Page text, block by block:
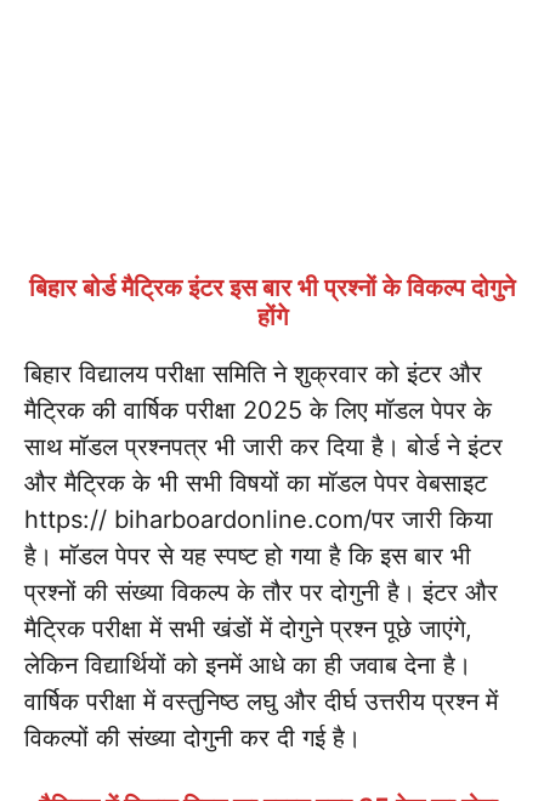
बिहार बोर्ड मैट्रिक इंटर इस बार भी प्रश्नों के विकल्प दोगुने
होंगे
बिहार विद्यालय परीक्षा समिति ने शुक्रवार को इंटर और
मैट्रिक की वार्षिक परीक्षा 2025 के लिए मॉडल पेपर के
साथ मॉडल प्रश्नपत्र भी जारी कर दिया है। बोर्ड ने इंटर
और मैट्रिक के भी सभी विषयों का मॉडल पेपर वेबसाइट
https:// biharboardonline.com/पर जारी किया
है। मॉडल पेपर से यह स्पष्ट हो गया है कि इस बार भी
प्रश्नों की संख्या विकल्प के तौर पर दोगुनी है। इंटर और
मैट्रिक परीक्षा में सभी खंडों में दोगुने प्रश्न पूछे जाएंगे,
लेकिन विद्यार्थियों को इनमें आधे का ही जवाब देना है।
वार्षिक परीक्षा में वस्तुनिष्ठ लघु और दीर्घ उत्तरीय प्रश्न में
विकल्पों की संख्या दोगुनी कर दी गई है।